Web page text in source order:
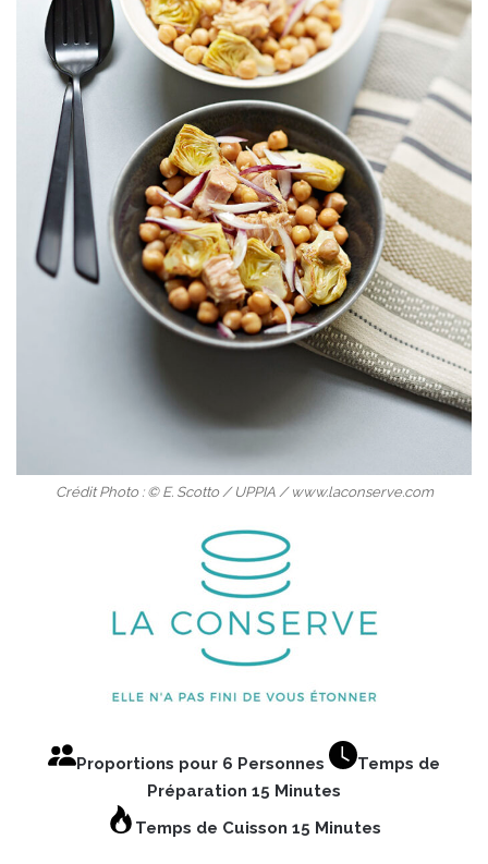
Crédit Photo : © E. Scotto / UPPIA / www.laconserve.com
Proportions pour 6 Personnes
Temps de
Préparation 15 Minutes
Temps de Cuisson 15 Minutes